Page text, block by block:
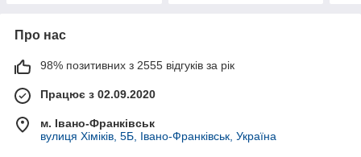
Про нас
98% позитивних з 2555 відгуків за рік
Працює з 02.09.2020
м. Івано-Франківськ
вулиця Хіміків, 5Б, Івано-Франківськ, Україна